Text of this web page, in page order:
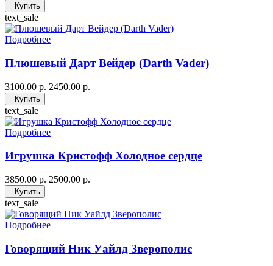
Купить
text_sale
Подробнее
Плюшевый Дарт Вейдер (Darth Vader)
3100.00 р. 2450.00 р.
Купить
text_sale
Подробнее
Игрушка Кристофф Холодное сердце
3850.00 р. 2500.00 р.
Купить
text_sale
Подробнее
Говорящий Ник Уайлд Зверополис